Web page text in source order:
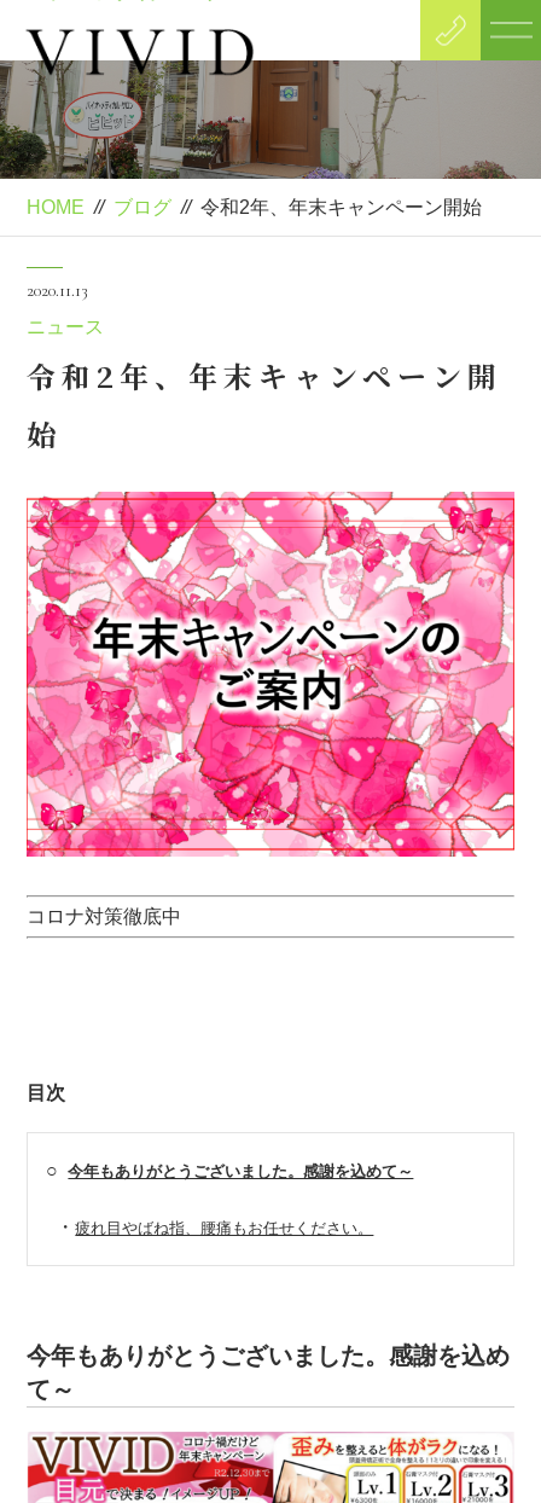
Blog
ブログ
HOME // ブログ // 令和2年、年末キャンペーン開始
2020.11.13
ニュース
令和2年、年末キャンペーン開
始
コロナ対策徹底中
目次
○今年もありがとうございました。感謝を込めて～
・疲れ目やばね指、腰痛もお任せください。
今年もありがとうございました。感謝を込め
て～